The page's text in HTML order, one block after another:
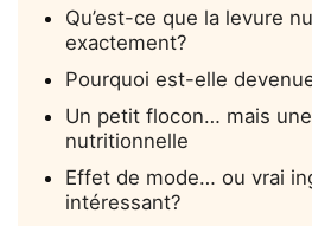
Qu’est-ce que la levure
exactement?
Pourquoi est-elle
Un petit flocon… mais
nutritionnelle
Effet de mode… ou vrai
intéressant?